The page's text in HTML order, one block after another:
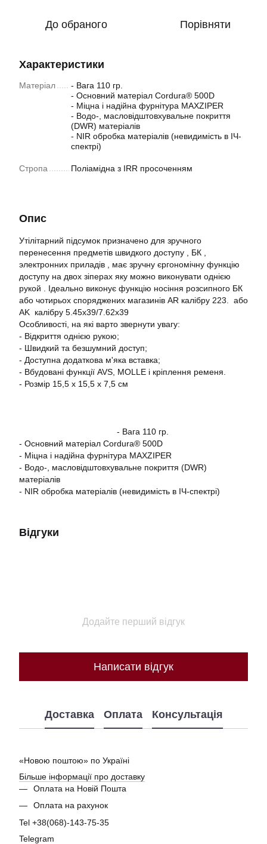
До обраного Порівняти
Характеристики
Матеріал
- Вага 110 гр.
- Основний матеріал Cordura® 500D
- Міцна і надійна фурнітура MAXZIPER
- Водо-, масловідштовхувальне покриття
(DWR) матеріалів
- NIR обробка матеріалів (невидимість в ІЧ-
спектрі)
Стропа Поліамідна з IRR просоченням
Опис
Утілітарний підсумок призначено для зручного
перенесення предметів швидкого доступу , БК ,
электронних приладів , має зручну єргономічну функцію
доступу на двох зіперах яку можно виконувати однією
рукой . Ідеально виконує функцію носіння розсипного БК
або чотирьох споряджених магазинів AR калібру 223. або
AK калібру 5.45х39/7.62x39
Особливості, на які варто звернути увагу:
- Відкриття однією рукою;
- Швидкий та безшумний доступ;
- Доступна додаткова м'яка вставка;
- Вбудовані функції AVS, MOLLE і кріплення ременя.
- Розмір 15,5 х 15,5 х 7,5 см
- Вага 110 гр.
- Основний матеріал Cordura® 500D
- Міцна і надійна фурнітура MAXZIPER
- Водо-, масловідштовхувальне покриття (DWR)
матеріалів
- NIR обробка матеріалів (невидимість в ІЧ-спектрі)
Відгуки
Додайте перший відгук
Написати відгук
Доставка Оплата Консультація
«Новою поштою» по Україні
Більше інформації про доставку
Оплата на Новій Пошта
Оплата на рахунок
Tel +38(068)-143-75-35
Telegram